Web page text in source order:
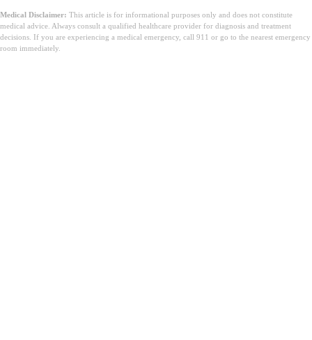
Medical Disclaimer: This article is for informational purposes only and does not constitute
medical advice. Always consult a qualified healthcare provider for diagnosis and treatment
decisions. If you are experiencing a medical emergency, call 911 or go to the nearest emergency
room immediately.